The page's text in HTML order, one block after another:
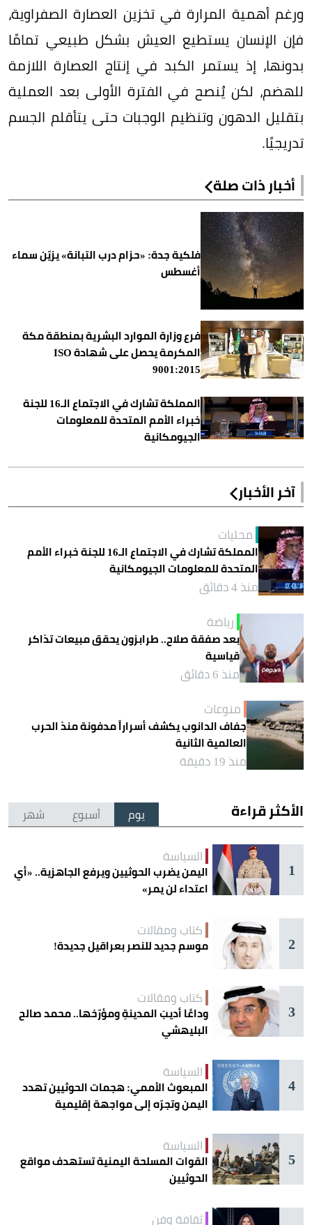
ورغم أهمية المرارة في تخزين العصارة الصفراوية،
فإن الإنسان يستطيع العيش بشكل طبيعي تمامًا
بدونها، إذ يستمر الكبد في إنتاج العصارة اللازمة
للهضم، لكن يُنصح في الفترة الأولى بعد العملية
بتقليل الدهون وتنظيم الوجبات حتى يتأقلم الجسم
تدريجيًا.
أخبار ذات صلة
فلكية جدة: «حزام درب التبانة» يزيّن سماء
أغسطس
فرع وزارة الموارد البشرية بمنطقة مكة
المكرمة يحصل على شهادة ISO
9001:2015
المملكة تشارك في الاجتماع الـ16 للجنة
خبراء الأمم المتحدة للمعلومات
الجيومكانية
آخر الأخبار
محليات
المملكة تشارك في الاجتماع الـ16 للجنة خبراء الأمم
المتحدة للمعلومات الجيومكانية
منذ 4 دقائق
رياضة
بعد صفقة صلاح.. طرابزون يحقق مبيعات تذاكر
قياسية
منذ 6 دقائق
منوعات
جفاف الدانوب يكشف أسراراً مدفونة منذ الحرب
العالمية الثانية
منذ 19 دقيقة
الأكثر قراءة يوم أسبوع شهر
1
السياسة
اليمن يضرب الحوثيين ويرفع الجاهزية.. «أي
اعتداء لن يمر»
2
كتاب ومقالات
موسم جديد للنصر بعراقيل جديدة!
3
كتاب ومقالات
وداعًا أديبَ المدينةِ ومؤرّخها.. محمد صالح
البليهشي
4
السياسة
المبعوث الأممي: هجمات الحوثيين تهدد
اليمن وتجرّه إلى مواجهة إقليمية
5
السياسة
القوات المسلحة اليمنية تستهدف مواقع
الحوثيين
ثقافة وفن